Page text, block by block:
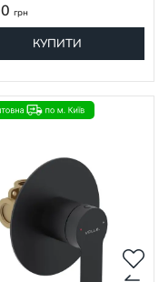
грн
КУПИТИ